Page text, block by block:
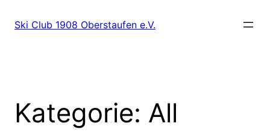
InhaltSki Club 1908 Oberstaufen e.V.
Kategorie: All